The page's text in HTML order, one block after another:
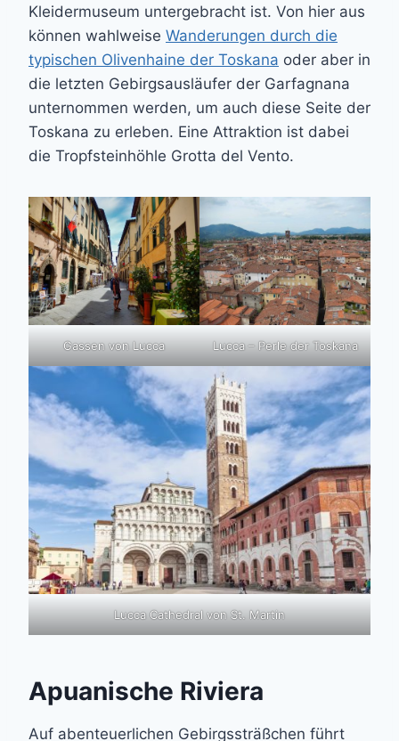
Kleidermuseum untergebracht ist. Von hier aus
können wahlweise Wanderungen durch die
typischen Olivenhaine der Toskana oder aber in
die letzten Gebirgsausläufer der Garfagnana
unternommen werden, um auch diese Seite der
Toskana zu erleben. Eine Attraktion ist dabei
die Tropfsteinhöhle Grotta del Vento.
Gassen von Lucca Lucca – Perle der Toskana
Lucca Cathedral von St. Martin
Apuanische Riviera
Auf abenteuerlichen Gebirgssträßchen führt